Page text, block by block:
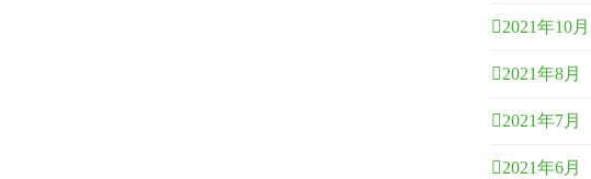
2021年10月
2021年8月
2021年7月
2021年6月